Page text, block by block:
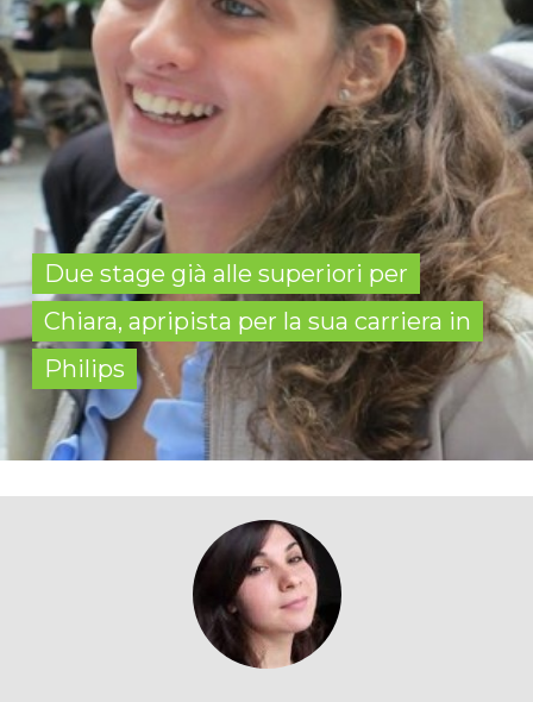
Due stage già alle superiori per
Chiara, apripista per la sua carriera in
Philips